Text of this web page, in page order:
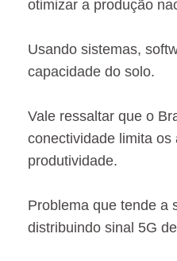
otimizar a produção
Usando sistemas,
capacidade do solo.
Vale ressaltar que o
conectividade limita
produtividade.
Problema que tende a
distribuindo sinal 5G